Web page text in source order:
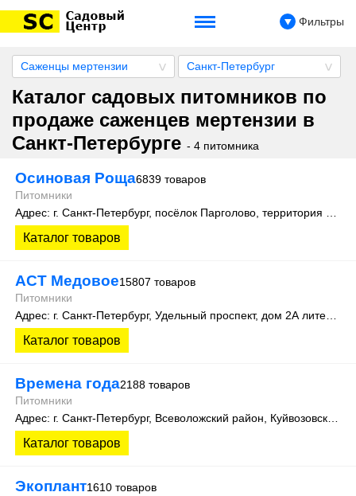
Фильтры
Саженцы мертензии Санкт-Петербург
Каталог садовых питомников по
продаже саженцев мертензии в
Санкт-Петербурге - 4 питомника
Осиновая Роща6839 товаров
Питомники
Каталог товаров
АСТ Медовое15807 товаров
Питомники
Каталог товаров
Времена года2188 товаров
Питомники
Каталог товаров
Экоплант1610 товаров